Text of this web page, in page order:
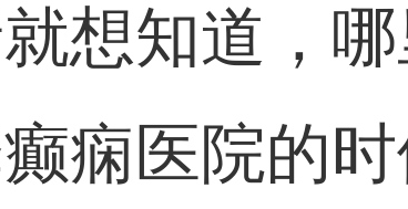
想知道，
痫医院的